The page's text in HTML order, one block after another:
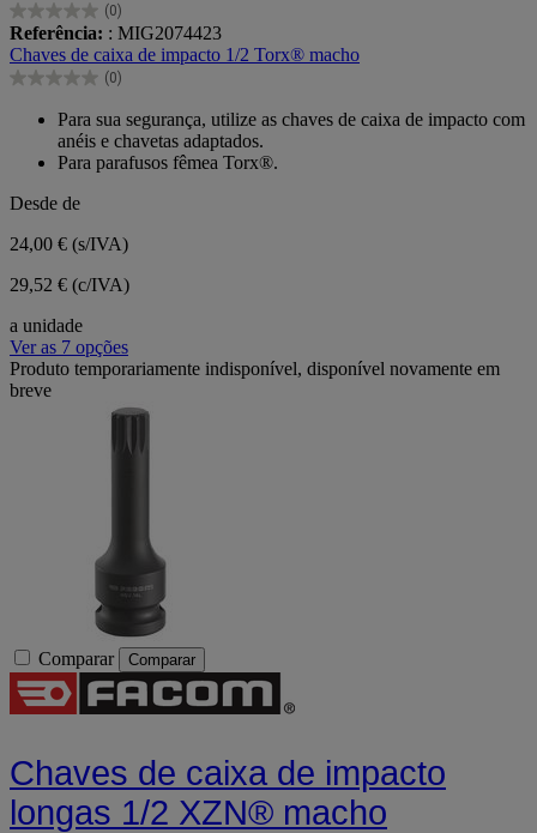
(0)
0.0
em
5
estrelas.
Referência: : MIG2074423
Chaves de caixa de impacto 1/2 Torx® macho
(0)
0.0
estrelas.
Para sua segurança, utilize as chaves de caixa de impacto com
anéis e chavetas adaptados.
Para parafusos fêmea Torx®.
Desde de
24,00 € (s/IVA)
29,52 € (c/IVA)
a unidade
Ver as 7 opções
Produto temporariamente indisponível, disponível novamente em
breve
Comparar Comparar
Chaves de caixa de impacto
longas 1/2 XZN® macho